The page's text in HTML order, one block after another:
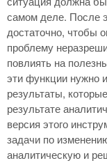
самом деле. После
достаточно, чтобы
проблему
повлиять на
эти функции нужно
результаты,
результате
версия этого
задачи по
аналитическую и